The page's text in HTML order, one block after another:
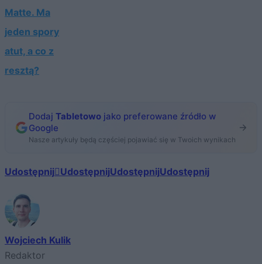
Matte. Ma
jeden spory
atut, a co z
resztą?
Dodaj Tabletowo jako preferowane źródło w
Google
Nasze artykuły będą częściej pojawiać się w Twoich wynikach
Udostępnij UdostępnijUdostępnijUdostępnij
Wojciech Kulik
Redaktor